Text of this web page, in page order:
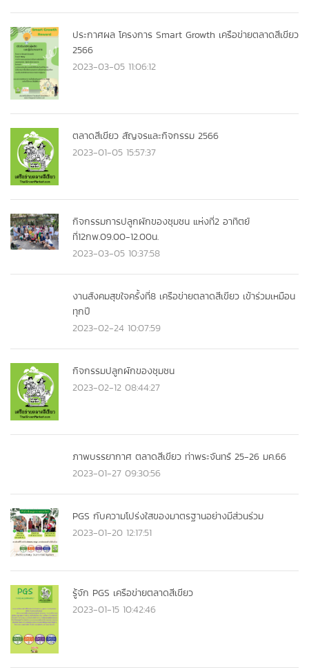
ประกาศผล โครงการ Smart Growth เครือข่ายตลาดสีเขียว
2566
2023-03-05 11:06:12
ตลาดสีเขียว สัญจรและกิจกรรม 2566
2023-01-05 15:57:37
กิจกรรมการปลูกผักของชุมชน แห่งที่2 อาทิตย์
ที่12กพ.09.00-12.00น.
2023-03-05 10:37:58
งานสังคมสุขใจครั้งที่8 เครือข่ายตลาดสีเขียว เข้าร่วมเหมือน
ทุกปี
2023-02-24 10:07:59
กิจกรรมปลูกผักของชุมชน
2023-02-12 08:44:27
ภาพบรรยากาศ ตลาดสีเขียว ท่าพระจันทร์ 25-26 มค.66
2023-01-27 09:30:56
PGS กับความโปร่งใสของมาตรฐานอย่างมีส่วนร่วม
2023-01-20 12:17:51
รู้จัก PGS เครือข่ายตลาดสีเขียว
2023-01-15 10:42:46